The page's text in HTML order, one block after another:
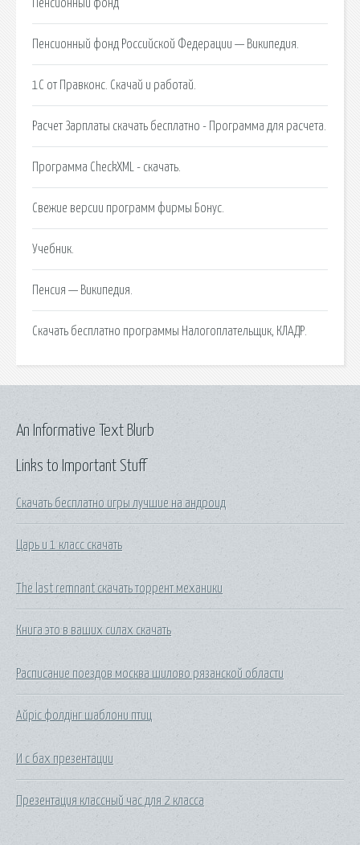
Пенсионный фонд
Пенсионный фонд Российской Федерации — Википедия.
1С от Правконс. Скачай и работай.
Расчет Зарплаты скачать бесплатно - Программа для расчета.
Программа CheckXML - скачать.
Свежие версии программ фирмы Бонус.
Учебник.
Пенсия — Википедия.
Скачать бесплатно программы Налогоплательщик, КЛАДР.
Links to Important Stuff
Скачать бесплатно игры лучшие на андроид
Царь и 1 класс скачать
The last remnant скачать торрент механики
Книга это в ваших силах скачать
Расписание поездов москва шилово рязанской области
Айріс фолдінг шаблони птиц
И с бах презентации
Презентация классный час для 2 класса
An Informative Text Blurb